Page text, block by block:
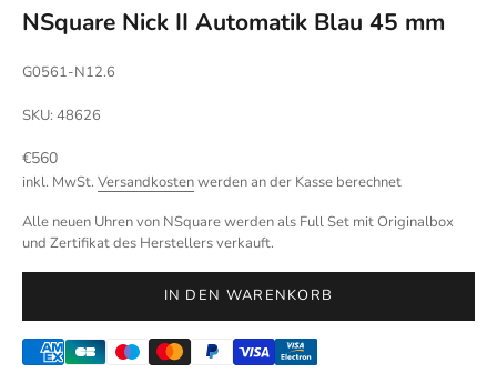
NSquare Nick II Automatik Blau 45 mm
G0561-N12.6
SKU: 48626
Angebot
€560
inkl. MwSt. Versandkostenwerden an der Kasse berechnet
Alle neuen Uhren von NSquare werden als Full Set mit Originalbox
und Zertifikat des Herstellers verkauft.
IN DEN WARENKORB